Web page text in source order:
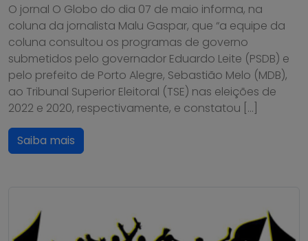
O jornal O Globo do dia 07 de maio informa, na
coluna da jornalista Malu Gaspar, que “a equipe da
coluna consultou os programas de governo
submetidos pelo governador Eduardo Leite (PSDB) e
pelo prefeito de Porto Alegre, Sebastião Melo (MDB),
ao Tribunal Superior Eleitoral (TSE) nas eleições de
2022 e 2020, respectivamente, e constatou […]
Saiba mais